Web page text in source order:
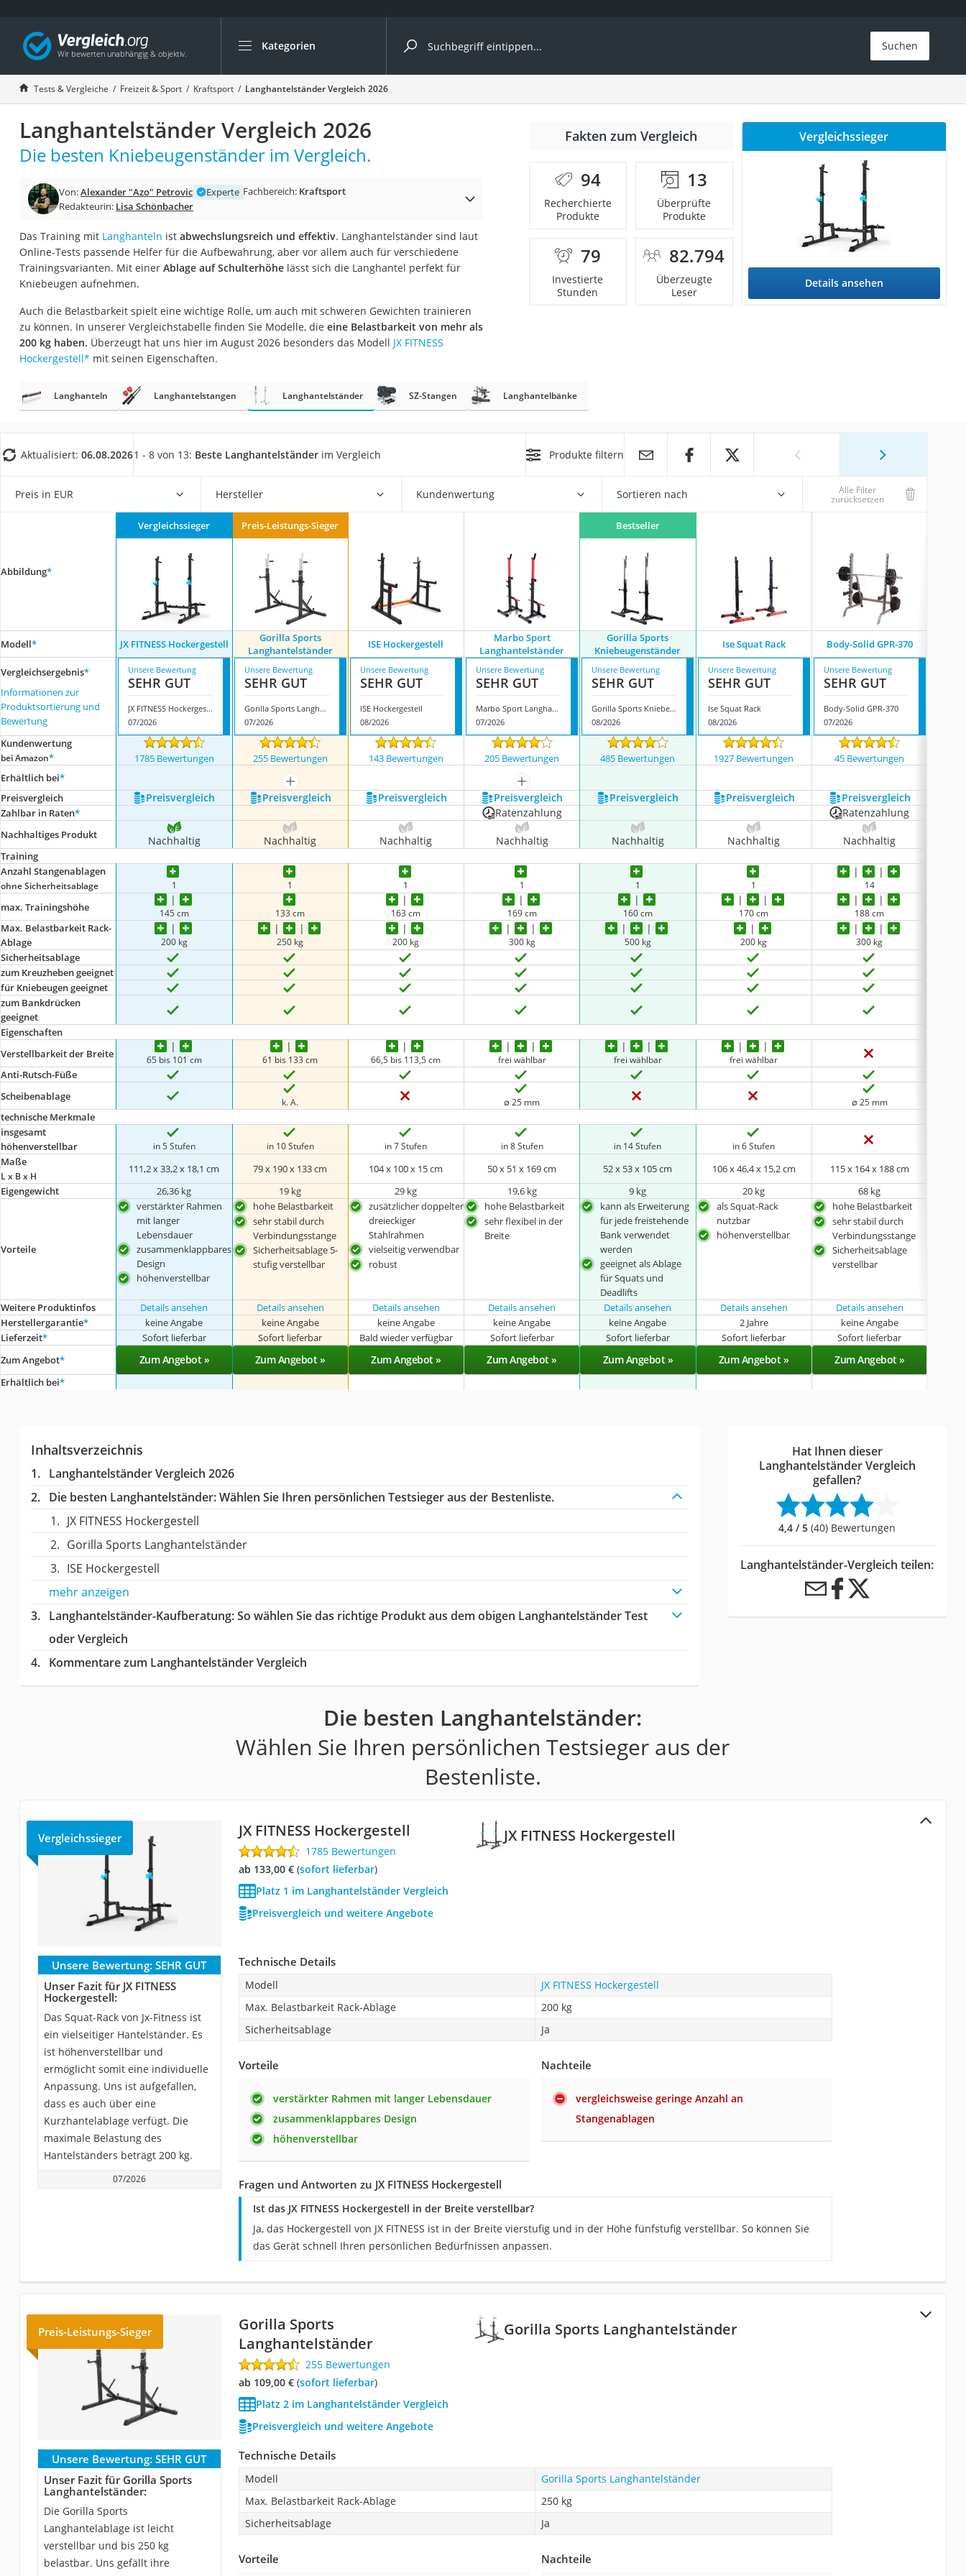
Kategorien
Die beliebtesten Vergleiche nach Kategorie
Freizeit & Sport
Gartentrampolin
Trampolin
Metalldetektor
Eufab-Fahrradträger
Trampolin 366 cm
Aluminium-Koffer
Futterboot
E-Bike-Dreirad
Trekkingschuhe Herren
Koffer
Faltschloss
Vibrationsplatte
Wanderschuhe Herren
Sicherheitsweste Reiten
Suchen
Tests & Vergleiche Freizeit & Sport Kraftsport Langhantelständer Vergleich 2026
Langhantelständer Vergleich 2026
Die besten Kniebeugenständer im Vergleich.
Von:Alexander "Azo" Petrovic Experte Fachbereich: Kraftsport
Redakteurin: Lisa Schönbacher
Das Training mit Langhanteln ist abwechslungsreich und effektiv. Langhantelständer sind laut
Online-Tests passende Helfer für die Aufbewahrung, aber vor allem auch für verschiedene
Trainingsvarianten. Mit einer Ablage auf Schulterhöhelässt sich die Langhantel perfekt für
Kniebeugen aufnehmen.
Auch die Belastbarkeit spielt eine wichtige Rolle, um auch mit schweren Gewichten trainieren
zu können. In unserer Vergleichstabelle finden Sie Modelle, die eine Belastbarkeit von mehr als
200 kg haben. Überzeugt hat uns hier im August 2026 besonders das Modell JX FITNESS
Hockergestell* mit seinen Eigenschaften.
Fakten zum Vergleich
94
Recherchierte
Produkte
13
Überprüfte
Produkte
79
Investierte
Stunden
82.794
Überzeugte
Leser
Vergleichssieger
Details ansehen
Langhanteln Langhantelstangen Langhantelständer SZ-Stangen Langhantelbänke
Aktualisiert: 06.08.20261 - 8 von 13: Beste Langhantelständer im Vergleich Produkte filtern
Preis in EUR Hersteller Kundenwertung Sortieren nach Alle Filter
zurücksetzen
Abbildung*
Vergleichssieger Preis-Leistungs-Sieger Bestseller
Modell* JX FITNESS Hockergestell
Gorilla Sports
Langhantelständer
ISE Hockergestell
Marbo Sport
Langhantelständer
Gorilla Sports
Kniebeugenständer
Ise Squat Rack Body-Solid GPR-370
Vergleichsergebnis*
Informationen zur
Produktsortierung und
Bewertung
Unsere Bewertung
SEHR GUT
JX FITNESS Hockergestell
07/2026
Unsere Bewertung
SEHR GUT
Gorilla Sports Langhantelständer
07/2026
Unsere Bewertung
SEHR GUT
ISE Hockergestell
08/2026
Unsere Bewertung
SEHR GUT
Marbo Sport Langhantelständer
07/2026
Unsere Bewertung
SEHR GUT
Gorilla Sports Kniebeugenständer
08/2026
Unsere Bewertung
SEHR GUT
Ise Squat Rack
08/2026
Unsere Bewertung
SEHR GUT
Body-Solid GPR-370
07/2026
Kundenwertung
bei Amazon* 1785 Bewertungen 255 Bewertungen 143 Bewertungen 205 Bewertungen 485 Bewertungen 1927 Bewertungen 45 Bewertungen
Erhältlich bei*
mehr anzeigen
mehr anzeigen
Preis­vergleich
Preis­vergleich Preis­vergleich Preis­vergleich Preis­vergleich Preis­vergleich Preis­vergleich Preis­vergleich
Zahlbar in Raten* Ratenzahlung Ratenzahlung
Nachhaltiges Produkt Nachhaltig Nachhaltig Nachhaltig Nachhaltig Nachhaltig Nachhaltig Nachhaltig
Training
Anzahl Stangenablagen
ohne Sicherheitsablage 1 1 1 1 1 1 14
max. Trainingshöhe 145 cm 133 cm 163 cm 169 cm 160 cm 170 cm 188 cm
Max. Belastbarkeit Rack-
Ablage
200 kg 250 kg 200 kg 300 kg 500 kg 200 kg 300 kg
Sicherheitsablage
zum Kreuzheben geeignet
für Kniebeugen geeignet
zum Bankdrücken
geeignet
Eigenschaften
Verstellbarkeit der Breite
65 bis 101 cm 61 bis 133 cm 66,5 bis 113,5 cm frei wählbar frei wählbar frei wählbar
Anti-Rutsch-Füße
Scheibenablage
k. A. ∅ 25 mm ∅ 25 mm
technische Merkmale
insgesamt
höhenverstellbar
in 5 Stufen in 10 Stufen in 7 Stufen in 8 Stufen in 14 Stufen in 6 Stufen
Maße
L x B x H
111,2 x 33,2 x 18,1 cm 79 x 190 x 133 cm 104 x 100 x 15 cm 50 x 51 x 169 cm 52 x 53 x 105 cm 106 x 46,4 x 15,2 cm 115 x 164 x 188 cm
Eigengewicht
26,36 kg 19 kg 29 kg 19,6 kg 9 kg 20 kg 68 kg
Vorteile
verstärkter Rahmen
mit langer
Lebensdauer
zusammenklappbares
Design
höhenverstellbar
hohe Belastbarkeit
sehr stabil durch
Verbindungsstange
Sicherheitsablage 5-
stufig verstellbar
zusätzlicher doppelter
dreieckiger
Stahlrahmen
vielseitig verwendbar
robust
hohe Belastbarkeit
sehr flexibel in der
Breite
kann als Erweiterung
für jede freistehende
Bank verwendet
werden
geeignet als Ablage
für Squats und
Deadlifts
als Squat-Rack
nutzbar
höhenverstellbar
hohe Belastbarkeit
sehr stabil durch
Verbindungsstange
Sicherheitsablage
verstellbar
Weitere Produktinfos Details ansehen Details ansehen Details ansehen Details ansehen Details ansehen Details ansehen
Details ansehen
Herstellergarantie* keine Angabe keine Angabe keine Angabe keine Angabe keine Angabe 2 Jahre keine Angabe
Lieferzeit* Sofort lieferbar Sofort lieferbar Bald wieder verfügbar Sofort lieferbar Sofort lieferbar Sofort lieferbar Sofort lieferbar
Zum Angebot* Zum Angebot » Zum Angebot » Zum Angebot » Zum Angebot » Zum Angebot » Zum Angebot » Zum Angebot »
Erhältlich bei*
Inhaltsverzeichnis
Langhantelständer Vergleich 2026
Die besten Langhantelständer:Wählen Sie Ihren persönlichen Testsieger aus der Bestenliste.
JX FITNESS Hockergestell
Gorilla Sports Langhantelständer
ISE Hockergestell
mehr anzeigen
Langhantelständer-Kaufberatung: So wählen Sie das richtige Produkt aus dem obigen Langhantelständer Test
oder Vergleich
Kommentare zum Langhantelständer Vergleich
Hat Ihnen dieser
Langhantelständer Vergleich
gefallen?
4,4 / 5 (40) Bewertungen
Langhantelständer-Vergleich teilen:
Die besten Langhantelständer:
Wählen Sie Ihren persönlichen Testsieger aus der
Bestenliste.
JX FITNESS Hockergestell
Vergleichssieger JX FITNESS Hockergestell
1785 Bewertungen
ab 133,00 €( Sofort lieferbar)
Platz 1 im Langhantelständer Vergleich
Preisvergleich und weitere Angebote
Unsere Bewertung: SEHR GUT
Unser Fazit für JX FITNESS
Hockergestell:
Das Squat-Rack von Jx-Fitness ist
ein vielseitiger Hantelständer. Es
ist höhenverstellbar und
ermöglicht somit eine individuelle
Anpassung. Uns ist aufgefallen,
dass es auch über eine
Kurzhantelablage verfügt. Die
maximale Belastung des
Hantelständers beträgt 200 kg.
07/2026
Technische Details
Modell
JX FITNESS Hockergestell
Max. Belastbarkeit Rack-Ablage
200 kg
Sicherheitsablage
Ja
Vorteile
verstärkter Rahmen mit langer Lebensdauer
zusammenklappbares Design
höhenverstellbar
Nachteile
vergleichsweise geringe Anzahl an
Stangenablagen
Fragen und Antworten zu JX FITNESS Hockergestell
Ist das JX FITNESS Hockergestell in der Breite verstellbar?
Ja, das Hockergestell von JX FITNESS ist in der Breite vierstufig und in der Höhe fünfstufig verstellbar. So können Sie
das Gerät schnell Ihren persönlichen Bedürfnissen anpassen.
Gorilla Sports Langhantelständer
Preis-Leistungs-Sieger
Gorilla Sports
Langhantelständer
255 Bewertungen
ab 109,00 €( Sofort lieferbar)
Platz 2 im Langhantelständer Vergleich
Preisvergleich und weitere Angebote
Unsere Bewertung: SEHR GUT
Unser Fazit für Gorilla Sports
Langhantelständer:
Die Gorilla Sports
Langhantelablage ist leicht
verstellbar und bis 250 kg
belastbar. Uns gefällt ihre
Technische Details
Modell
Gorilla Sports Langhantelständer
Max. Belastbarkeit Rack-Ablage
250 kg
Sicherheitsablage
Ja
Vorteile Nachteile